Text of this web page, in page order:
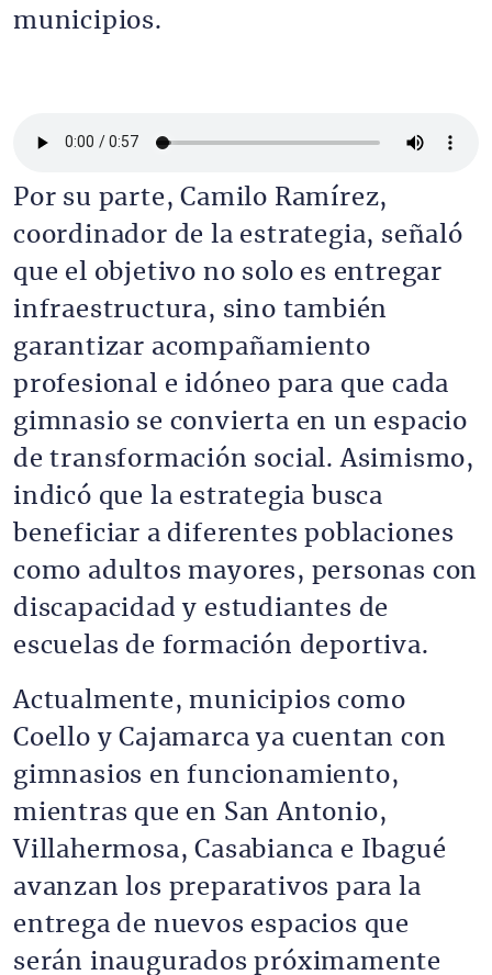
municipios.
Por su parte, Camilo Ramírez,
coordinador de la estrategia, señaló
que el objetivo no solo es entregar
infraestructura, sino también
garantizar acompañamiento
profesional e idóneo para que cada
gimnasio se convierta en un espacio
de transformación social. Asimismo,
indicó que la estrategia busca
beneficiar a diferentes poblaciones
como adultos mayores, personas con
discapacidad y estudiantes de
escuelas de formación deportiva.
Actualmente, municipios como
Coello y Cajamarca ya cuentan con
gimnasios en funcionamiento,
mientras que en San Antonio,
Villahermosa, Casabianca e Ibagué
avanzan los preparativos para la
entrega de nuevos espacios que
serán inaugurados próximamente